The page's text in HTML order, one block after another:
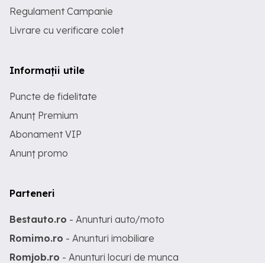
Regulament Campanie
Livrare cu verificare colet
Informații utile
Puncte de fidelitate
Anunț Premium
Abonament VIP
Anunț promo
Parteneri
Bestauto.ro - Anunturi auto/moto
Romimo.ro - Anunturi imobiliare
Romjob.ro - Anunturi locuri de munca